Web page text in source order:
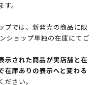
。
プでは、新発売の商品に限
ショップ単独の在庫にてご
示された商品が実店舗と在
在庫ありの表示へと変わる
ださい。